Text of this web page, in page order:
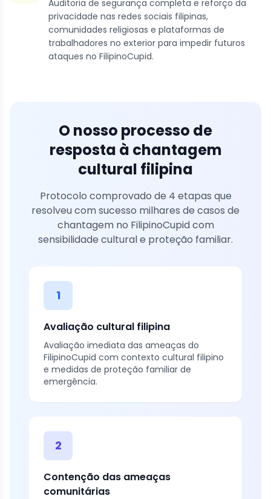
Auditoria de segurança completa e reforço da
privacidade nas redes sociais filipinas,
comunidades religiosas e plataformas de
trabalhadores no exterior para impedir futuros
ataques no FilipinoCupid.
O nosso processo de
resposta à chantagem
cultural filipina
Protocolo comprovado de 4 etapas que
resolveu com sucesso milhares de casos de
chantagem no FilipinoCupid com
sensibilidade cultural e proteção familiar.
1
Avaliação cultural filipina
Avaliação imediata das ameaças do
FilipinoCupid com contexto cultural filipino
e medidas de proteção familiar de
emergência.
2
Contenção das ameaças
comunitárias